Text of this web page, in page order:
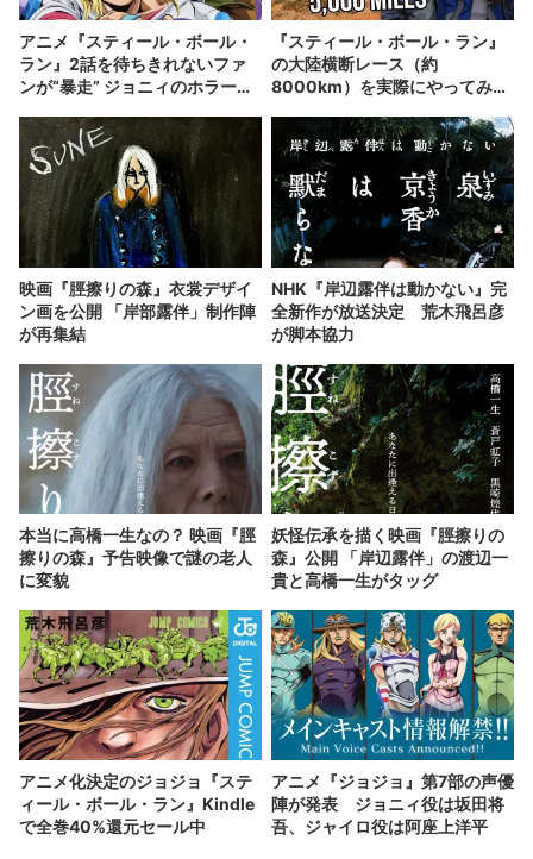
アニメ『スティール・ボール・
ラン』2話を待ちきれないファ
ンが“暴走” ジョニィのホラー画
『スティール・ボール・ラン』
の大陸横断レース（約
8000km）を実際にやってみた
映画『脛擦りの森』衣裳デザイ
ン画を公開 「岸部露伴」制作陣
が再集結
NHK『岸辺露伴は動かない』完
全新作が放送決定 荒木飛呂彦
が脚本協力
本当に高橋一生なの？ 映画『脛
擦りの森』予告映像で謎の老人
に変貌
妖怪伝承を描く映画『脛擦りの
森』公開 「岸辺露伴」の渡辺一
貴と高橋一生がタッグ
アニメ化決定のジョジョ『ステ
ィール・ボール・ラン』Kindle
で全巻40%還元セール中
アニメ『ジョジョ』第7部の声優
陣が発表 ジョニィ役は坂田将
吾、ジャイロ役は阿座上洋平